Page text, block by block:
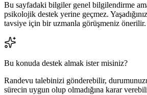
Bu sayfadaki bilgiler genel bilgilendirme
psikolojik destek yerine geçmez.
tavsiye için bir uzmanla görüşmeniz önerilir.
Bu konuda destek almak ister misiniz?
Randevu talebinizi gönderebilir,
sürecin uygun olup olmadığına karar